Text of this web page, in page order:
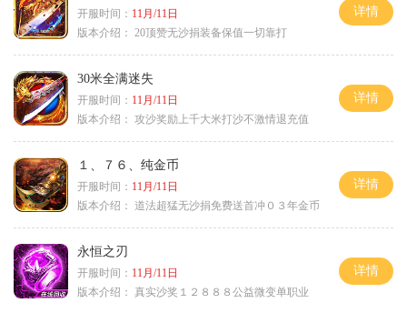
开服时间： 11月/11日
版本介绍： 20顶赞无沙捐装备保值一切靠打
详情
30米全满迷失
开服时间： 11月/11日
版本介绍： 攻沙奖励上千大米打沙不激情退充值
详情
１、７６、纯金币
开服时间： 11月/11日
版本介绍： 道法超猛无沙捐免费送首冲０３年金币
详情
永恒之刃
开服时间： 11月/11日
版本介绍： 真实沙奖１２８８８公益微变单职业
详情